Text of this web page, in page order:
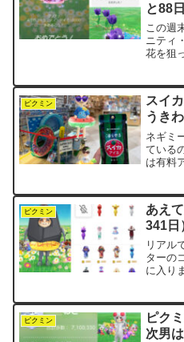
と88日
この週
ニティ
花を狙
途中の
リップ
ピクミン
スイ
うきわ
ネギミ
ている
は有料
ューム
のうき
ピクミン
あえ
341日
リアル
ターの
に入り
おしゃ
ます．
ピクミン
ピク
次男